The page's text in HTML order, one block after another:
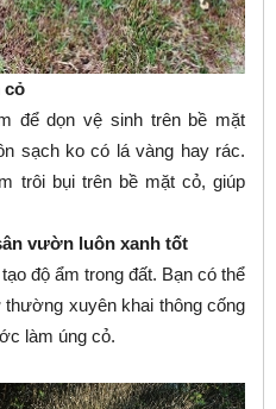
cỏ
để dọn vệ sinh trên bề mặt
sạch ko có lá vàng hay rác.
trôi bụi trên bề mặt cỏ, giúp
vườn luôn xanh tốt
độ ẩm trong đất. Bạn có thể
xuyên khai thông cống
làm úng cỏ.